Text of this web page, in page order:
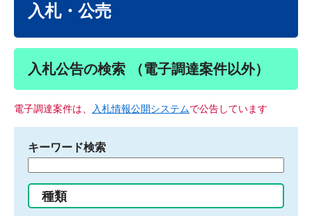
入札・公売
入札公告の検索 （電子調達案件以外）
電子調達案件は、 入札情報公開システムで公告しています
キーワード検索
る
種類